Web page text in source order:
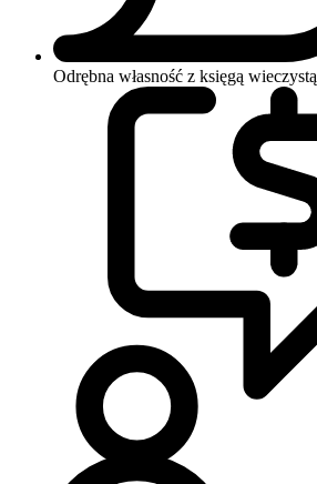
Odrębna własność z księgą wieczystą